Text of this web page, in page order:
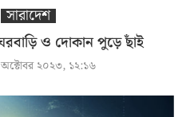
সারাদেশ
ও দোকান পুড়ে ছাঁই
২০২৩, ১২:১৬